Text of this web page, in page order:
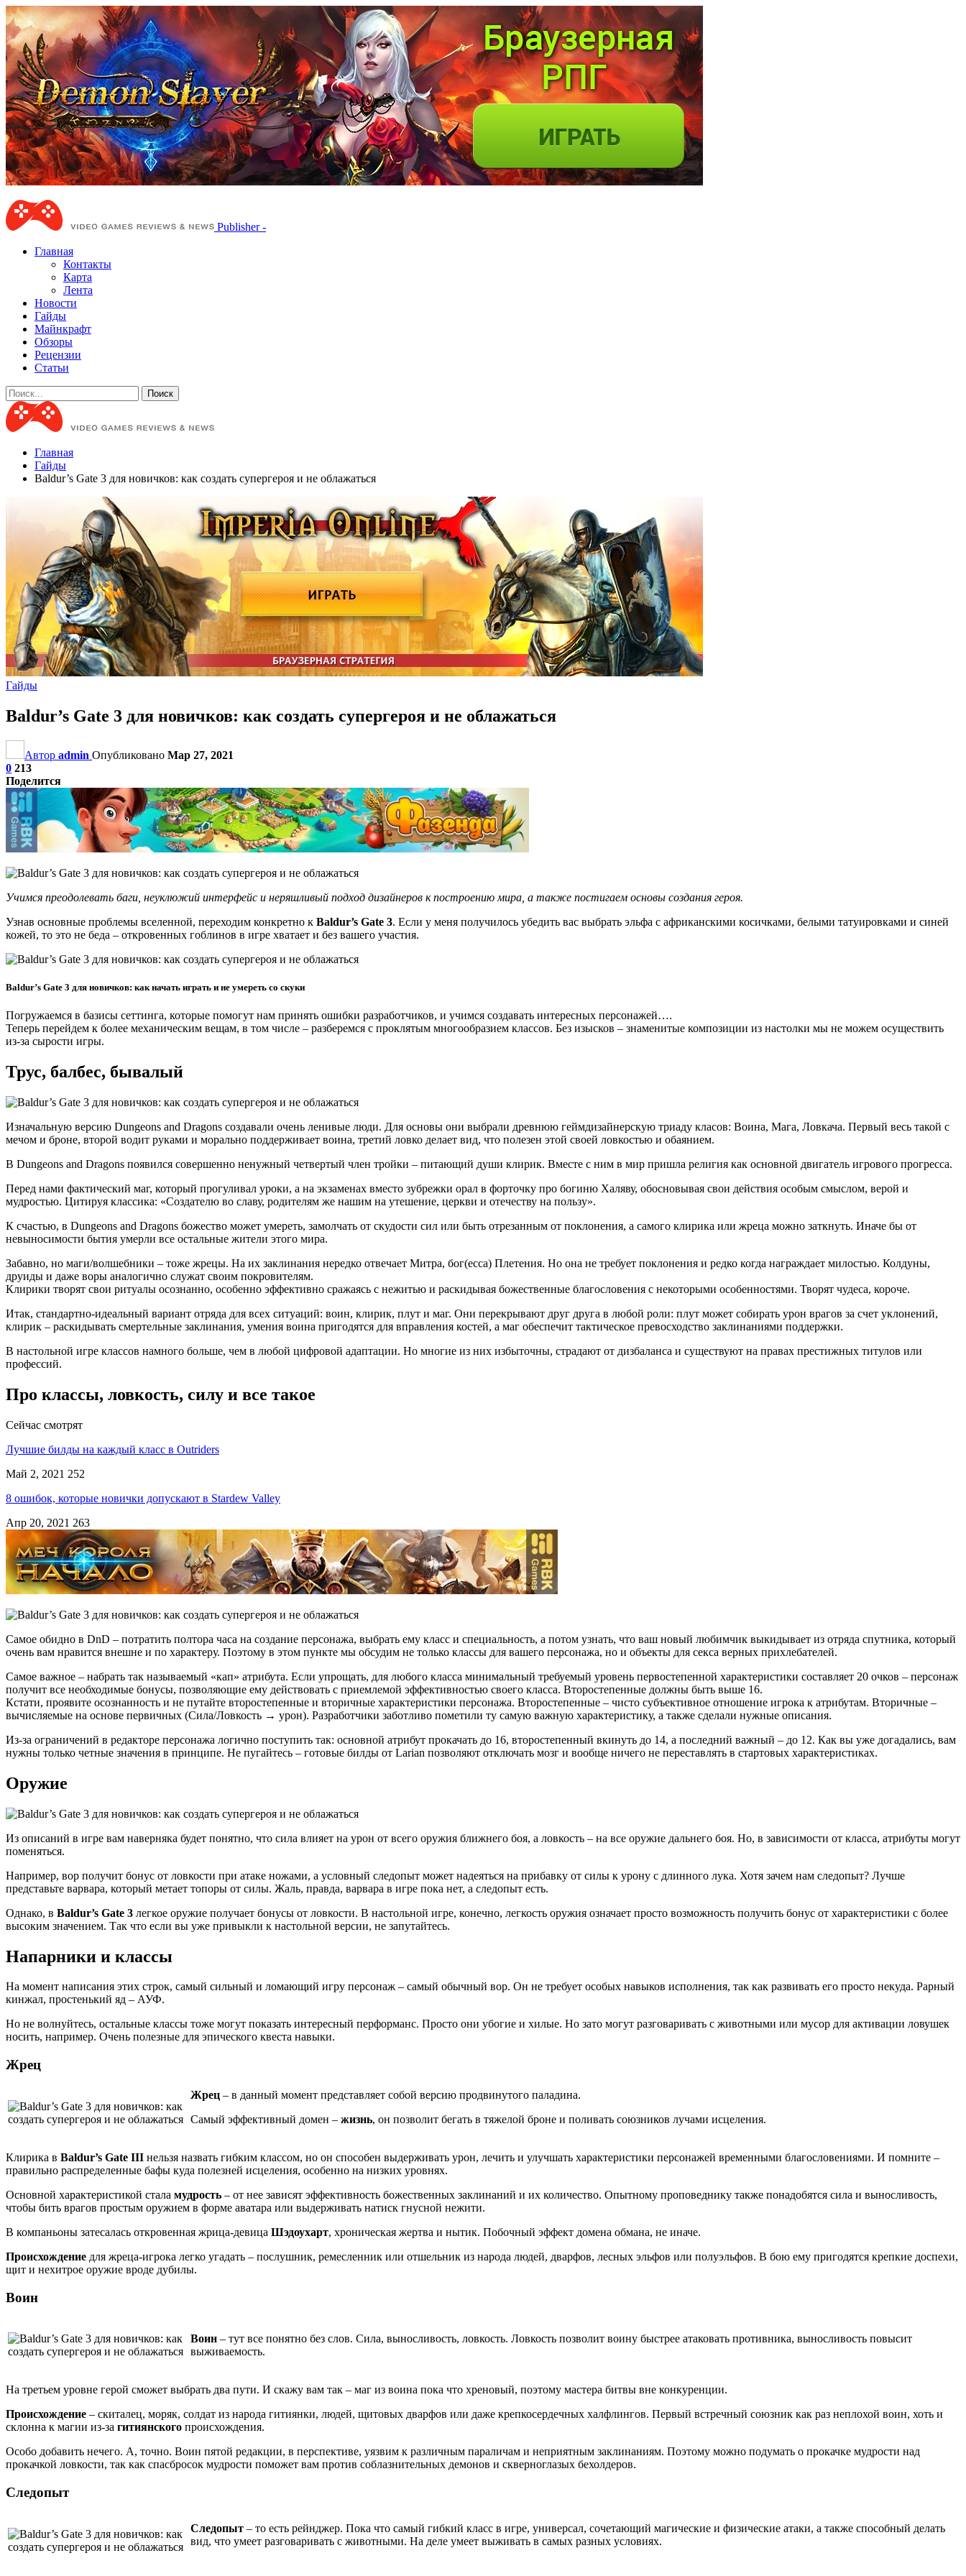
Publisher -
Главная
Контакты
Карта
Лента
Новости
Гайды
Майнкрафт
Обзоры
Рецензии
Статьи
Главная
Гайды
Baldur’s Gate 3 для новичков: как создать супергероя и не облажаться
Гайды
Baldur’s Gate 3 для новичков: как создать супергероя и не облажаться
Автор admin Опубликовано Мар 27, 2021
0 213
Поделится
Учимся преодолевать баги, неуклюжий интерфейс и неряшливый подход дизайнеров к построению мира, а также постигаем основы создания героя.
Узнав основные проблемы вселенной, переходим конкретно к Baldur’s Gate 3. Если у меня получилось убедить вас выбрать эльфа с африканскими косичками, белыми татуировками и синей
кожей, то это не беда – откровенных гоблинов в игре хватает и без вашего участия.
Baldur’s Gate 3 для новичков: как начать играть и не умереть со скуки
Погружаемся в базисы сеттинга, которые помогут нам принять ошибки разработчиков, и учимся создавать интересных персонажей….
Теперь перейдем к более механическим вещам, в том числе – разберемся с проклятым многообразием классов. Без изысков – знаменитые композиции из настолки мы не можем осуществить
из-за сырости игры.
Трус, балбес, бывалый
Изначальную версию Dungeons and Dragons создавали очень ленивые люди. Для основы они выбрали древнюю геймдизайнерскую триаду класов: Воина, Мага, Ловкача. Первый весь такой с
мечом и броне, второй водит руками и морально поддерживает воина, третий ловко делает вид, что полезен этой своей ловкостью и обаянием.
В Dungeons and Dragons появился совершенно ненужный четвертый член тройки – питающий души клирик. Вместе с ним в мир пришла религия как основной двигатель игрового прогресса.
Перед нами фактический маг, который прогуливал уроки, а на экзаменах вместо зубрежки орал в форточку про богиню Халяву, обосновывая свои действия особым смыслом, верой и
мудростью. Цитируя классика: «Создателю во славу, родителям же нашим на утешение, церкви и отечеству на пользу».
К счастью, в Dungeons and Dragons божество может умереть, замолчать от скудости сил или быть отрезанным от поклонения, а самого клирика или жреца можно заткнуть. Иначе бы от
невыносимости бытия умерли все остальные жители этого мира.
Забавно, но маги/волшебники – тоже жрецы. На их заклинания нередко отвечает Митра, бог(есса) Плетения. Но она не требует поклонения и редко когда награждает милостью. Колдуны,
друиды и даже воры аналогично служат своим покровителям.
Клирики творят свои ритуалы осознанно, особенно эффективно сражаясь с нежитью и раскидывая божественные благословения с некоторыми особенностями. Творят чудеса, короче.
Итак, стандартно-идеальный вариант отряда для всех ситуаций: воин, клирик, плут и маг. Они перекрывают друг друга в любой роли: плут может собирать урон врагов за счет уклонений,
клирик – раскидывать смертельные заклинания, умения воина пригодятся для вправления костей, а маг обеспечит тактическое превосходство заклинаниями поддержки.
В настольной игре классов намного больше, чем в любой цифровой адаптации. Но многие из них избыточны, страдают от дизбаланса и существуют на правах престижных титулов или
профессий.
Про классы, ловкость, силу и все такое
Сейчас смотрят
Лучшие билды на каждый класс в Outriders
Май 2, 2021 252
8 ошибок, которые новички допускают в Stardew Valley
Апр 20, 2021 263
Самое обидно в DnD – потратить полтора часа на создание персонажа, выбрать ему класс и специальность, а потом узнать, что ваш новый любимчик выкидывает из отряда спутника, который
очень вам нравится внешне и по характеру. Поэтому в этом пункте мы обсудим не только классы для вашего персонажа, но и объекты для секса верных прихлебателей.
Самое важное – набрать так называемый «кап» атрибута. Если упрощать, для любого класса минимальный требуемый уровень первостепенной характеристики составляет 20 очков – персонаж
получит все необходимые бонусы, позволяющие ему действовать с приемлемой эффективностью своего класса. Второстепенные должны быть выше 16.
Кстати, проявите осознанность и не путайте второстепенные и вторичные характеристики персонажа. Второстепенные – чисто субъективное отношение игрока к атрибутам. Вторичные –
вычисляемые на основе первичных (Сила/Ловкость → урон). Разработчики заботливо пометили ту самую важную характеристику, а также сделали нужные описания.
Из-за ограничений в редакторе персонажа логично поступить так: основной атрибут прокачать до 16, второстепенный вкинуть до 14, а последний важный – до 12. Как вы уже догадались, вам
нужны только четные значения в принципе. Не пугайтесь – готовые билды от Larian позволяют отключать мозг и вообще ничего не переставлять в стартовых характеристиках.
Оружие
Из описаний в игре вам наверняка будет понятно, что сила влияет на урон от всего оружия ближнего боя, а ловкость – на все оружие дальнего боя. Но, в зависимости от класса, атрибуты могут
поменяться.
Например, вор получит бонус от ловкости при атаке ножами, а условный следопыт может надеяться на прибавку от силы к урону с длинного лука. Хотя зачем нам следопыт? Лучше
представьте варвара, который метает топоры от силы. Жаль, правда, варвара в игре пока нет, а следопыт есть.
Однако, в Baldur’s Gate 3 легкое оружие получает бонусы от ловкости. В настольной игре, конечно, легкость оружия означает просто возможность получить бонус от характеристики с более
высоким значением. Так что если вы уже привыкли к настольной версии, не запутайтесь.
Напарники и классы
На момент написания этих строк, самый сильный и ломающий игру персонаж – самый обычный вор. Он не требует особых навыков исполнения, так как развивать его просто некуда. Рарный
кинжал, простенький яд – АУФ.
Но не волнуйтесь, остальные классы тоже могут показать интересный перформанс. Просто они убогие и хилые. Но зато могут разговаривать с животными или мусор для активации ловушек
носить, например. Очень полезные для эпического квеста навыки.
Жрец
Жрец – в данный момент представляет собой версию продвинутого паладина.
Самый эффективный домен – жизнь, он позволит бегать в тяжелой броне и поливать союзников лучами исцеления.
Клирика в Baldur’s Gate III нельзя назвать гибким классом, но он способен выдерживать урон, лечить и улучшать характеристики персонажей временными благословениями. И помните –
правильно распределенные бафы куда полезней исцеления, особенно на низких уровнях.
Основной характеристикой стала мудрость – от нее зависят эффективность божественных заклинаний и их количество. Опытному проповеднику также понадобятся сила и выносливость,
чтобы бить врагов простым оружием в форме аватара или выдерживать натиск гнусной нежити.
В компаньоны затесалась откровенная жрица-девица Шэдоухарт, хроническая жертва и нытик. Побочный эффект домена обмана, не иначе.
Происхождение для жреца-игрока легко угадать – послушник, ремесленник или отшельник из народа людей, дварфов, лесных эльфов или полуэльфов. В бою ему пригодятся крепкие доспехи,
щит и нехитрое оружие вроде дубилы.
Воин
Воин – тут все понятно без слов. Сила, выносливость, ловкость. Ловкость позволит воину быстрее атаковать противника, выносливость повысит
выживаемость.
На третьем уровне герой сможет выбрать два пути. И скажу вам так – маг из воина пока что хреновый, поэтому мастера битвы вне конкуренции.
Происхождение – скиталец, моряк, солдат из народа гитиянки, людей, щитовых дварфов или даже крепкосердечных халфлингов. Первый встречный союзник как раз неплохой воин, хоть и
склонна к магии из-за гитиянского происхождения.
Особо добавить нечего. А, точно. Воин пятой редакции, в перспективе, уязвим к различным параличам и неприятным заклинаниям. Поэтому можно подумать о прокачке мудрости над
прокачкой ловкости, так как спасбросок мудрости поможет вам против соблазнительных демонов и скверноглазых бехолдеров.
Следопыт
Следопыт – то есть рейнджер. Пока что самый гибкий класс в игре, универсал, сочетающий магические и физические атаки, а также способный делать
вид, что умеет разговаривать с животными. На деле умеет выживать в самых разных условиях.